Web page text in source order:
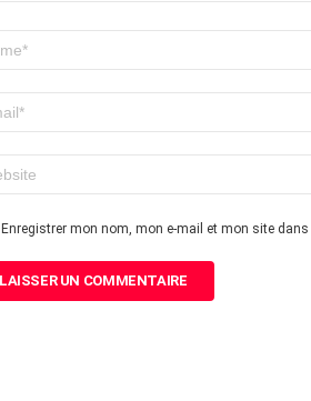
Enregistrer mon nom, mon e-mail et mon site